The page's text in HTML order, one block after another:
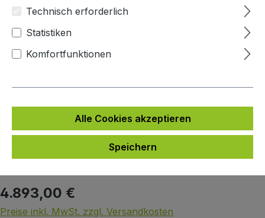
Mypaketkasten
Bildergalerie überspringen
Regulärer Preis:
4.893,00 €
Preise inkl. MwSt. zzgl. Versandkosten
Technisch erforderlich
Statistiken
Komfortfunktionen
Alle Cookies akzeptieren
Speichern